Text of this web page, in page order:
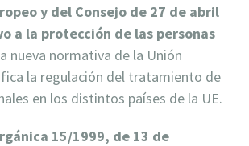
y del Consejo de 27 de abril
a la protección de las personas
nueva normativa de la Unión
la regulación del tratamiento de
en los distintos países de la UE.
15/1999, de 13 de